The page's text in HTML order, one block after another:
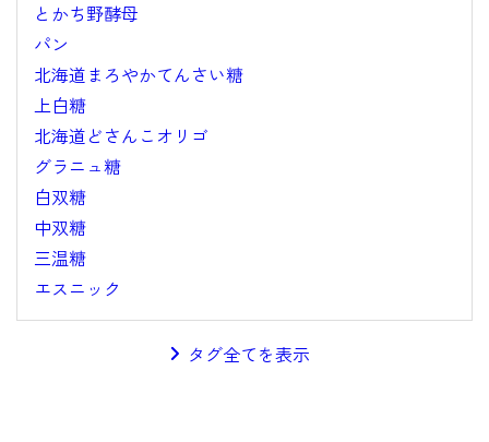
とかち野酵母
パン
北海道まろやかてんさい糖
上白糖
北海道どさんこオリゴ
グラニュ糖
白双糖
中双糖
三温糖
エスニック
タグ全てを表示